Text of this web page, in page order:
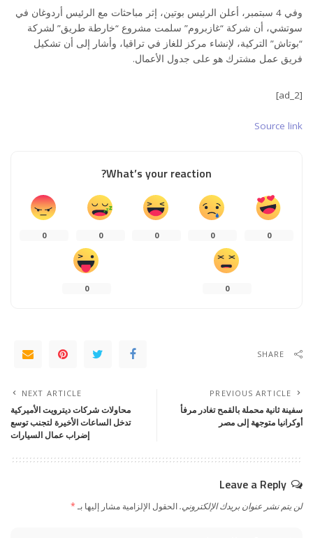
وفي 4 سبتمبر، أعلن الرئيس بوتين، إثر مباحثات مع الرئيس أردوغان في
سوتشي، أن شركة “غازبروم” سلمت مشروع “خارطة طريق” لشركة
“بوتاش” التركية، لإنشاء مركز للغاز في تراقيا، وأشار إلى أن تشكيل
فريق عمل مشترك هو على جدول الأعمال.
[ad_2]
Source link
What’s your reaction?
0
0
0
0
0
0
0
SHARE
PREVIOUS ARTICLE
سفينة ثانية محملة بالقمح تغادر مرفأ
أوكرانيا متوجهة إلى مصر
NEXT ARTICLE
محاولات شركات ديترويت الأميركية
تدخل الساعات الأخيرة لتجنب توسع
إضراب عمال السيارات
Leave a Reply
لن يتم نشر عنوان بريدك الإلكتروني.الحقول الإلزامية مشار إليها بـ*